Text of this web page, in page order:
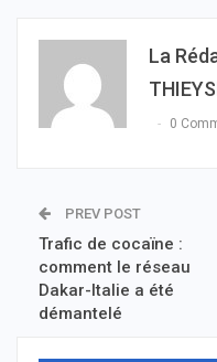
La
0
PREV POST
Trafic de cocaïne :
comment le réseau
Dakar-Italie a été
démantelé